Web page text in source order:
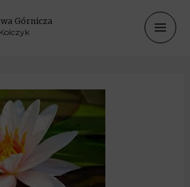
Górnicza